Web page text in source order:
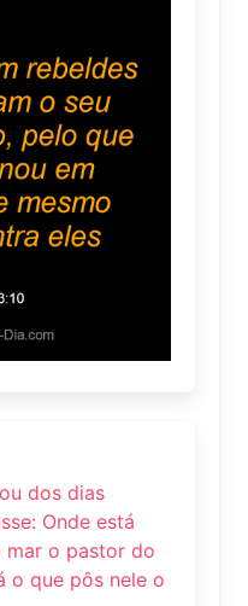
dos dias
Onde está
mar o pastor do
o que pôs nele o